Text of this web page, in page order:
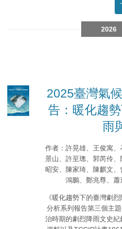
2026
2025臺灣氣
告：暖化趨
雨
作者：許晃雄、王俊寓
景山、許至璁、郭芮伶
昭安、陳家琦、陳麒文
鴻鵬、鄭兆尊、
《暖化趨勢下的臺灣劇
分析系列報告第三個主
治時期的劇烈降雨文史